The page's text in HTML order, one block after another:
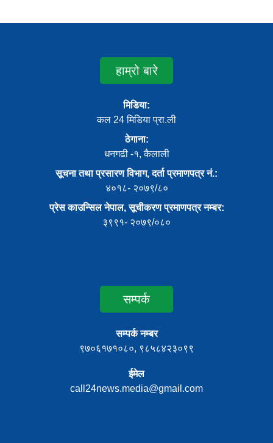
हाम्रो बारे
मिडिया:
कल 24 मिडिया प्रा.ली
ठेगाना:
धनगढी -१, कैलाली
सूचना तथा प्रसारण विभाग, दर्ता प्रमाणपत्र नं.:
४०१८- २०७९/८०
प्रेस काउन्सिल नेपाल, सूचीकरण प्रमाणपत्र नम्बर:
३९९१- २०७९/०८०
सम्पर्क
सम्पर्क नम्बर
९७०६१७१०८०, ९८५८४२३०९९
ईमेल
call24news.media@gmail.com